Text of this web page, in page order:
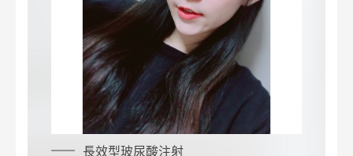
長效型玻尿酸注射